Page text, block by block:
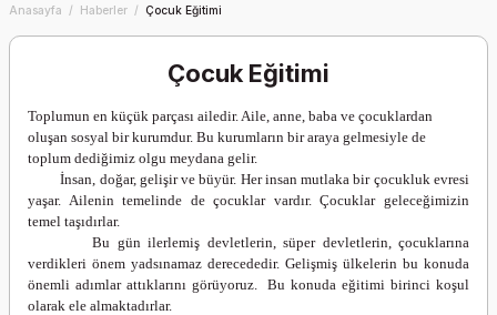
Anasayfa Haberler Çocuk Eğitimi
Çocuk Eğitimi
Toplumun en küçük parçası ailedir. Aile, anne, baba ve çocuklardan
oluşan sosyal bir kurumdur. Bu kurumların bir araya gelmesiyle de
toplum dediğimiz olgu meydana gelir.
İnsan, doğar, gelişir ve büyür. Her insan mutlaka bir çocukluk evresi
yaşar. Ailenin temelinde de çocuklar vardır. Çocuklar geleceğimizin
temel taşıdırlar.
Bu gün ilerlemiş devletlerin, süper devletlerin, çocuklarına
verdikleri önem yadsınamaz derecededir. Gelişmiş ülkelerin bu konuda
önemli adımlar attıklarını görüyoruz. Bu konuda eğitimi birinci koşul
olarak ele almaktadırlar.